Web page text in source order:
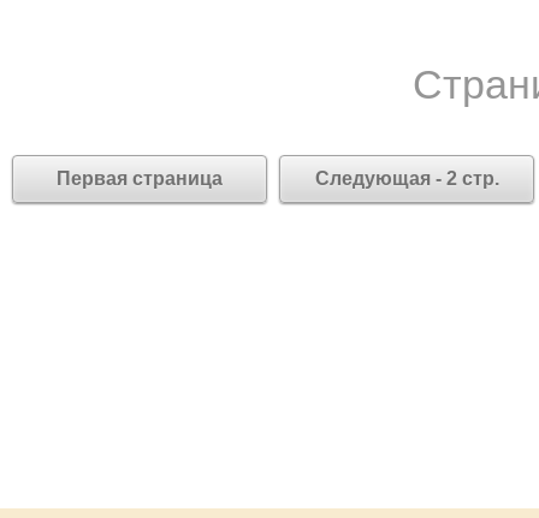
Первая страница Следующая - 2 стр.